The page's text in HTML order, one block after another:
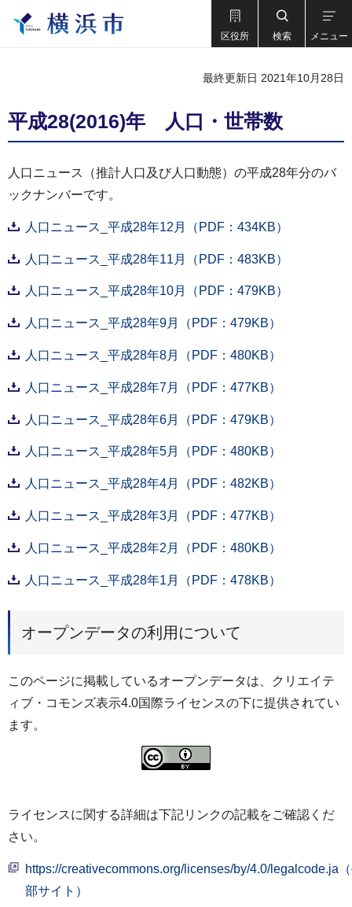
区役所 検索 メニュー
最終更新日 2021年10月28日
平成28(2016)年 人口・世帯数
人口ニュース（推計人口及び人口動態）の平成28年分のバ
ックナンバーです。
人口ニュース_平成28年12月（PDF：434KB）
人口ニュース_平成28年11月（PDF：483KB）
人口ニュース_平成28年10月（PDF：479KB）
人口ニュース_平成28年9月（PDF：479KB）
人口ニュース_平成28年8月（PDF：480KB）
人口ニュース_平成28年7月（PDF：477KB）
人口ニュース_平成28年6月（PDF：479KB）
人口ニュース_平成28年5月（PDF：480KB）
人口ニュース_平成28年4月（PDF：482KB）
人口ニュース_平成28年3月（PDF：477KB）
人口ニュース_平成28年2月（PDF：480KB）
人口ニュース_平成28年1月（PDF：478KB）
オープンデータの利用について
このページに掲載しているオープンデータは、クリエイテ
ィブ・コモンズ表示4.0国際ライセンスの下に提供されてい
ます。
ライセンスに関する詳細は下記リンクの記載をご確認くだ
さい。
https://creativecommons.org/licenses/by/4.0/legalcode.ja
部サイト）